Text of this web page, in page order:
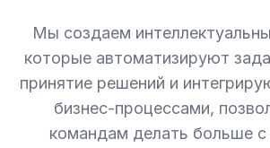
Мы создаем
которые автоматизируют
принятие решений и
бизнес-процессами,
командам делать больше